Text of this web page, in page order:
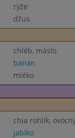
rýže
džus
chléb, máslo
banán
mléko
chia rohlík,
jablko